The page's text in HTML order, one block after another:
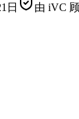
日 由 iVC